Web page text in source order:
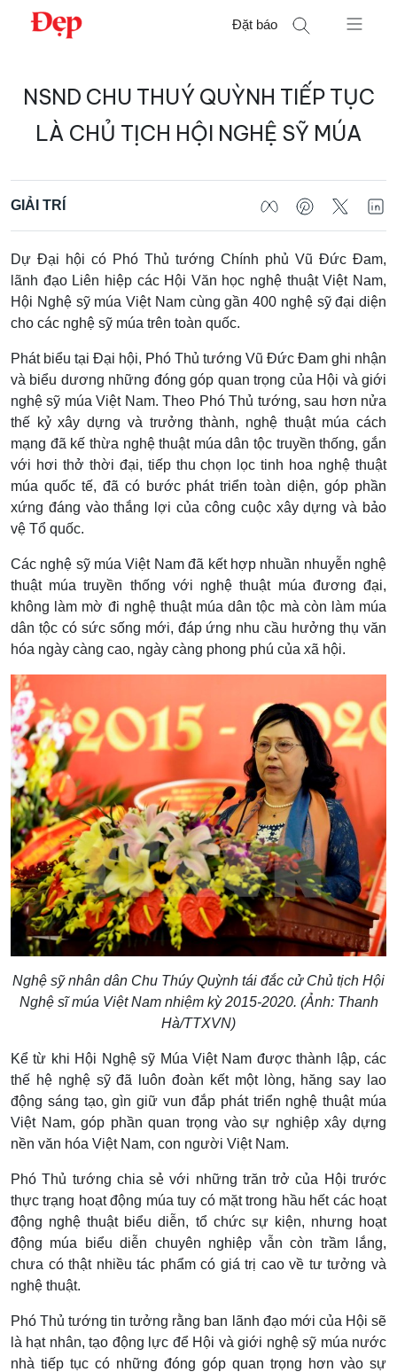
Chuyển
Đặt báo
kiếm
NSND CHU THUÝ QUỲNH TIẾP TỤC
LÀ CHỦ TỊCH HỘI NGHỆ SỸ MÚA
GIẢI TRÍ
Dự Đại hội có Phó Thủ tướng Chính phủ Vũ Đức Đam,
lãnh đạo Liên hiệp các Hội Văn học nghệ thuật Việt Nam,
Hội Nghệ sỹ múa Việt Nam cùng gần 400 nghệ sỹ đại diện
cho các nghệ sỹ múa trên toàn quốc.
Phát biểu tại Đại hội, Phó Thủ tướng Vũ Đức Đam ghi nhận
và biểu dương những đóng góp quan trọng của Hội và giới
nghệ sỹ múa Việt Nam. Theo Phó Thủ tướng, sau hơn nửa
thế kỷ xây dựng và trưởng thành, nghệ thuật múa cách
mạng đã kế thừa nghệ thuật múa dân tộc truyền thống, gắn
với hơi thở thời đại, tiếp thu chọn lọc tinh hoa nghệ thuật
múa quốc tế, đã có bước phát triển toàn diện, góp phần
xứng đáng vào thắng lợi của công cuộc xây dựng và bảo
vệ Tổ quốc.
Các nghệ sỹ múa Việt Nam đã kết hợp nhuần nhuyễn nghệ
thuật múa truyền thống với nghệ thuật múa đương đại,
không làm mờ đi nghệ thuật múa dân tộc mà còn làm múa
dân tộc có sức sống mới, đáp ứng nhu cầu hưởng thụ văn
hóa ngày càng cao, ngày càng phong phú của xã hội.
Nghệ sỹ nhân dân Chu Thúy Quỳnh tái đắc cử Chủ tịch Hội
Nghệ sĩ múa Việt Nam nhiệm kỳ 2015-2020. (Ảnh: Thanh
Hà/TTXVN)
Kể từ khi Hội Nghệ sỹ Múa Việt Nam được thành lập, các
thế hệ nghệ sỹ đã luôn đoàn kết một lòng, hăng say lao
động sáng tạo, gìn giữ vun đắp phát triển nghệ thuật múa
Việt Nam, góp phần quan trọng vào sự nghiệp xây dựng
nền văn hóa Việt Nam, con người Việt Nam.
Phó Thủ tướng chia sẻ với những trăn trở của Hội trước
thực trạng hoạt động múa tuy có mặt trong hầu hết các hoạt
động nghệ thuật biểu diễn, tổ chức sự kiện, nhưng hoạt
động múa biểu diễn chuyên nghiệp vẫn còn trầm lắng,
chưa có thật nhiều tác phẩm có giá trị cao về tư tưởng và
nghệ thuật.
Phó Thủ tướng tin tưởng rằng ban lãnh đạo mới của Hội sẽ
là hạt nhân, tạo động lực để Hội và giới nghệ sỹ múa nước
nhà tiếp tục có những đóng góp quan trọng hơn vào sự